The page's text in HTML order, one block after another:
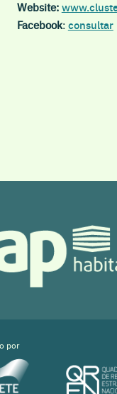
Website:
Facebook: consultar
por